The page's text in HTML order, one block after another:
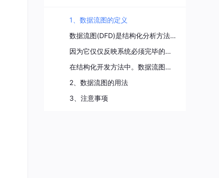
1、数据流图的定义
数据流图(DFD)是结构化分析方法中使用的工具,它以图形的方式描绘数据在系统中流动和处理的过程，
因为它仅仅反映系统必须完毕的逻辑功能。所以它是一种功能模型。
在结构化开发方法中。数据流图是需求分析阶段产生的结果。 ----百度百科
2、数据流图的用法
3、注意事项